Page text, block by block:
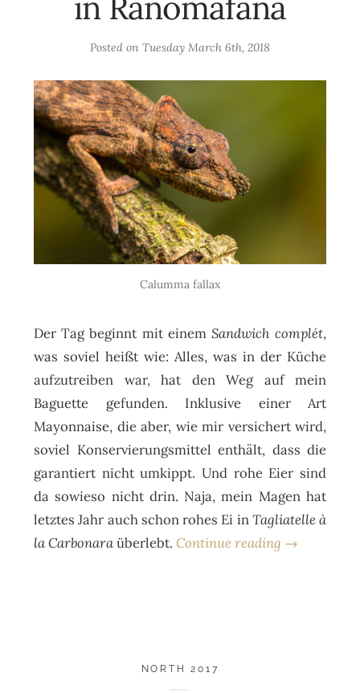
Posted on Tuesday March 6th, 2018
Calumma fallax
Der Tag beginnt mit einem Sandwich complét,
was soviel heißt wie: Alles, was in der Küche
aufzutreiben war, hat den Weg auf mein
Baguette gefunden. Inklusive einer Art
Mayonnaise, die aber, wie mir versichert wird,
soviel Konservierungsmittel enthält, dass die
garantiert nicht umkippt. Und rohe Eier sind
da sowieso nicht drin. Naja, mein Magen hat
letztes Jahr auch schon rohes Ei inTagliatelle à
la Carbonaraüberlebt. Continue reading →
NORTH 2017